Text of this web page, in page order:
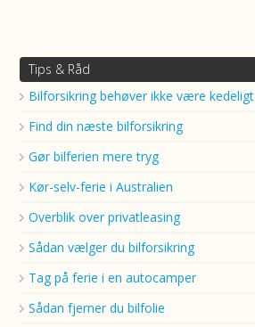
Tips & Råd
Bilforsikring behøver ikke være kedeligt
Find din næste bilforsikring
Gør bilferien mere tryg
Kør-selv-ferie i Australien
Overblik over privatleasing
Sådan vælger du bilforsikring
Tag på ferie i en autocamper
Sådan fjerner du bilfolie